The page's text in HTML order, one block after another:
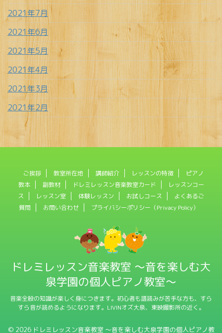
2021年7月
2021年6月
2021年5月
2021年4月
2021年3月
2021年2月
ご挨拶 教室所在地 講師紹介 レッスンの特徴
ピアノ
教本
副教材 ドレミレッスン音楽教室カード
レッスンコー
ス
レッスン室 体験レッスン お試しコース
よくあるご
質問
お問い合わせ プライバシーポリシー（Privacy Policy）
ドレミレッスン音楽教室 〜音を楽しむ大
泉学園の個人ピアノ教室〜
音楽全般の知識が楽しく身につきます。初心者も譜読みが苦手な方も、すら
すら音が読めるようになります。LIVINオズ大泉、東映撮影所の近く。
© 2026 ドレミレッスン音楽教室 〜音を楽しむ大泉学園の個人ピアノ教